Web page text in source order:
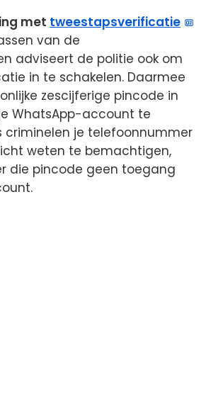
met tweestapsverificatie
van de
adviseert de politie ook om
in te schakelen. Daarmee
zescijferige pincode in
WhatsApp-account te
criminelen je telefoonnummer
weten te bemachtigen,
die pincode geen toegang